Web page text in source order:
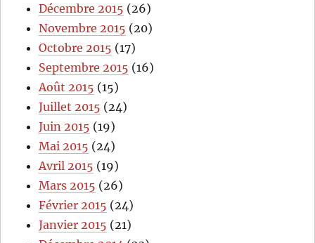
Décembre 2015 (26)
Novembre 2015 (20)
Octobre 2015 (17)
Septembre 2015 (16)
Août 2015 (15)
Juillet 2015 (24)
Juin 2015 (19)
Mai 2015 (24)
Avril 2015 (19)
Mars 2015 (26)
Février 2015 (24)
Janvier 2015 (21)